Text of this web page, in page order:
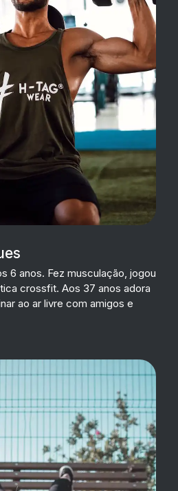
6 anos. Fez musculação, jogou
crossfit. Aos 37 anos adora
ao ar livre com amigos e